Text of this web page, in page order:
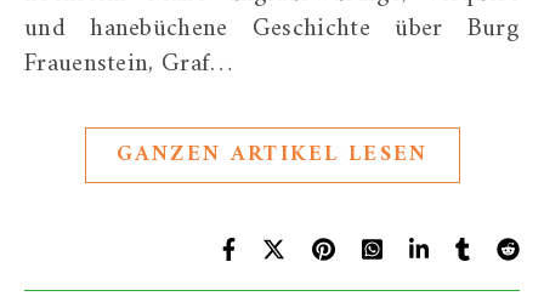
und hanebüchene Geschichte über Burg
Frauenstein, Graf…
GANZEN ARTIKEL LESEN